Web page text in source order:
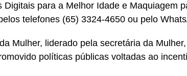
Digitais para a Melhor Idade e Maquiagem
telefones (65) 3324-4650 ou pelo
Mulher, liderado pela secretária da
políticas públicas voltadas ao